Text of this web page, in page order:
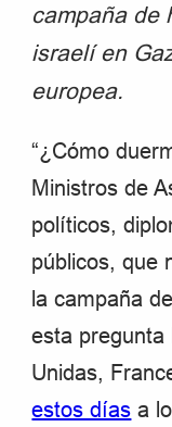
campaña de
israelí en
europea.
“¿Cómo
Ministros de
políticos,
públicos, que
la campaña
esta pregunta
Unidas,
estos días a